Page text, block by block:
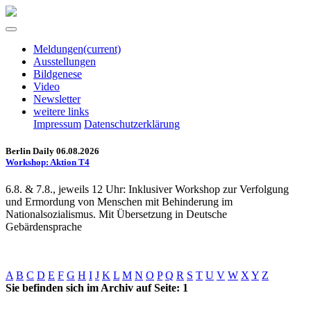
Meldungen(current)
Ausstellungen
Bildgenese
Video
Newsletter
weitere links
Impressum Datenschutzerklärung
Berlin Daily 06.08.2026
Workshop: Aktion T4
6.8. & 7.8., jeweils 12 Uhr: Inklusiver Workshop zur Verfolgung
und Ermordung von Menschen mit Behinderung im
Nationalsozialismus. Mit Übersetzung in Deutsche
Gebärdensprache
A B C D E F G H I J K L M N O P Q R S T U V W X Y Z
Sie befinden sich im Archiv auf Seite: 1